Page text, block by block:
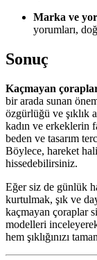
Marka ve
yorumları,
Sonuç
Kaçmayan
bir arada sunan
özgürlüğü ve şıklık
kadın ve erkeklerin
beden ve tasarım
Böylece, hareket
hissedebilirsiniz.
Eğer siz de günlük
kurtulmak, şık ve
kaçmayan çoraplar
modelleri
hem şıklığınızı